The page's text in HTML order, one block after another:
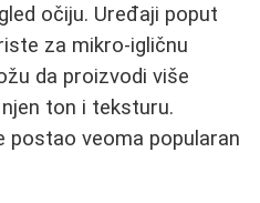
očiju. Uređaji poput
za mikro-igličnu
da proizvodi više
ton i teksturu.
postao veoma popularan